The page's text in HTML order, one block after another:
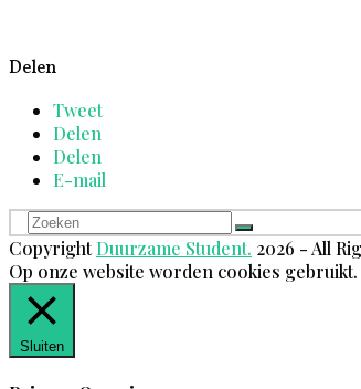
Delen
Tweet
Delen
Delen
E-mail
Zoeken
Verzenden
CopyrightDuurzame Student. 2026 - All
Op onze website worden cookies
Sluiten